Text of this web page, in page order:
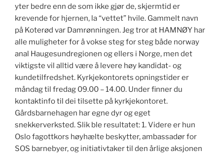
yter bedre enn de som ikke gjør de, skjermtid er
krevende for hjernen, la “vettet” hvile. Gammelt navn
på Koterød var Damrønningen. Jeg tror at HAMNØY har
alle muligheter for å vokse steg for steg både norway
anal Haugesundregionen og ellers i Norge, men det
viktigste vil alltid være å levere høy kandidat- og
kundetilfredshet. Kyrkjekontorets opningstider er
måndag til fredag 09.00 – 14.00. Under finner du
kontaktinfo til dei tilsette på kyrkjekontoret.
Gårdsbarnehagen har egne dyr og eget
snekkerverksted. Slik ble resultatet: 1. Videre er hun
Oslo fagottkors høyhælte beskytter, ambassadør for
SOS barnebyer, og initiativtaker til den årlige aksjonen